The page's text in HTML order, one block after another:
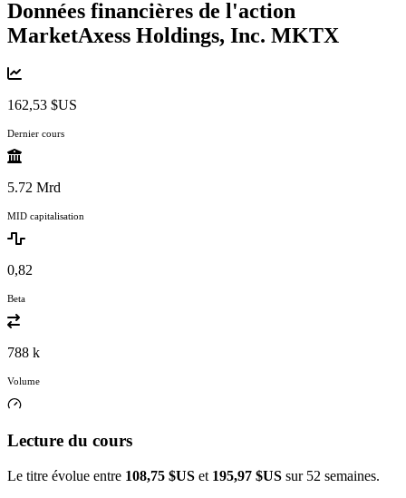
Données financières de l'action
MarketAxess Holdings, Inc. MKTX
162,53 $US
Dernier cours
5.72 Mrd
MID capitalisation
0,82
Beta
788 k
Volume
Lecture du cours
Le titre évolue entre 108,75 $US et 195,97 $US sur 52 semaines.